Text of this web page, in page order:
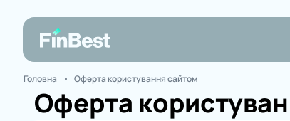
Головна Оферта користування сайтом
Оферта